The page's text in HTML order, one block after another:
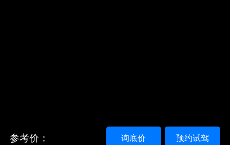
参考价： 预约试驾
询底价